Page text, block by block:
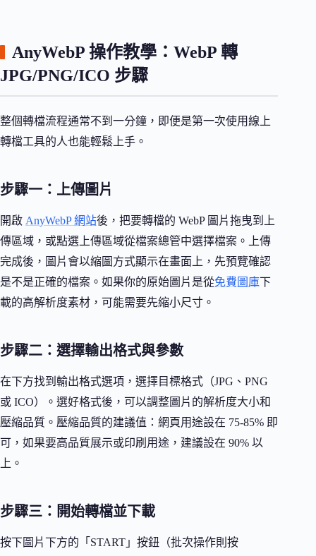
AnyWebP 操作教學：WebP 轉
JPG/PNG/ICO 步驟
整個轉檔流程通常不到一分鐘，即便是第一次使用線上
轉檔工具的人也能輕鬆上手。
步驟一：上傳圖片
開啟 AnyWebP 網站後，把要轉檔的 WebP 圖片拖曳到上
傳區域，或點選上傳區域從檔案總管中選擇檔案。上傳
完成後，圖片會以縮圖方式顯示在畫面上，先預覽確認
是不是正確的檔案。如果你的原始圖片是從免費圖庫下
載的高解析度素材，可能需要先縮小尺寸。
步驟二：選擇輸出格式與參數
在下方找到輸出格式選項，選擇目標格式（JPG、PNG
或 ICO）。選好格式後，可以調整圖片的解析度大小和
壓縮品質。壓縮品質的建議值：網頁用途設在 75-85% 即
可，如果要高品質展示或印刷用途，建議設在 90% 以
上。
步驟三：開始轉檔並下載
按下圖片下方的「START」按鈕（批次操作則按